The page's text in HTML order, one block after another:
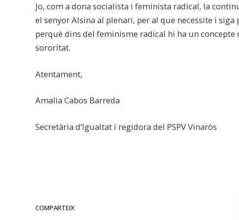
Jo, com a dona socialista i feminista radical, la
el senyor Alsina al plenari, per al que necessite i
perquè dins del feminisme radical hi ha un
sororitat.
Atentament,
Amalia Cabos Barreda
Secretària d’Igualtat i regidora del PSPV Vinaròs
COMPARTEIX